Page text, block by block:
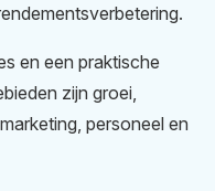
en een praktische
zijn groei,
personeel en